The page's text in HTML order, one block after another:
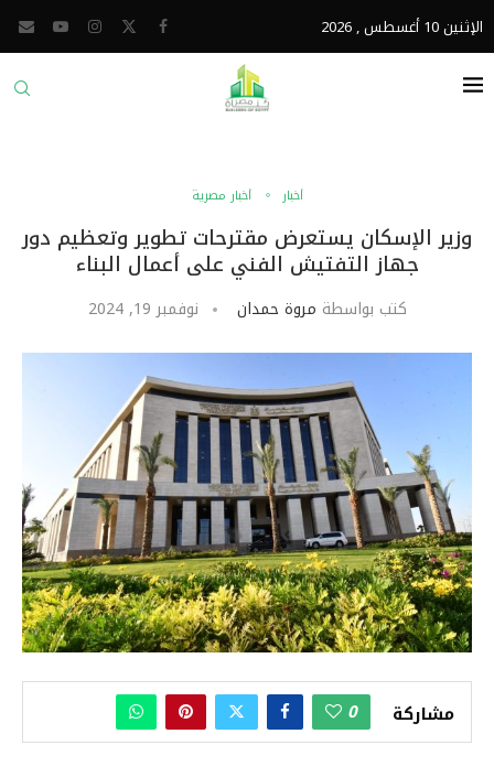
الإثنين 10 أغسطس , 2026
أخبار أخبار مصرية
وزير الإسكان يستعرض مقترحات تطوير وتعظيم دور
جهاز التفتيش الفني على أعمال البناء
كتب بواسطة مروة حمدان نوفمبر 19, 2024
مشاركة 0